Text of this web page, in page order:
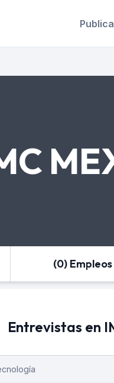
(0) Empleos
Entrevistas en